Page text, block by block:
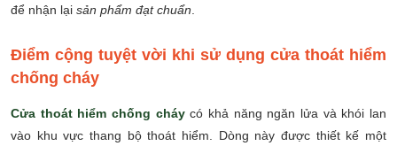
để nhận lại sản phẩm đạt chuẩn
Điểm cộng tuyệt vời khi sử dụng cửa thoát hiểm
chống cháy
Cửa thoát hiểm chống cháycó khả năng ngăn lửa và khói lan
vào khu vực thang bộ thoát hiểm. Dòng này được thiết kế một